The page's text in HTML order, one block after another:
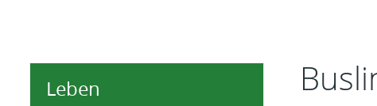
Leben Inhalt